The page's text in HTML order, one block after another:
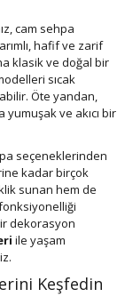
cam sehpa
hafif ve zarif
klasik ve doğal bir
sıcak
Öte yandan,
ve akıcı bir
seçeneklerinden
kadar birçok
sunan hem de
dekorasyon
ile yaşam
Keşfedin